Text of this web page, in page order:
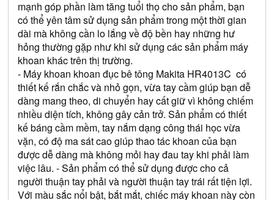
mạnh góp phần làm tăng tuổi thọ cho sản phẩm, bạn
có thể yên tâm sử dụng sản phẩm trong một thời gian
dài mà không cần lo lắng về độ bền hay những hư
hỏng thường gặp như khi sử dụng các sản phẩm máy
khoan khác trên thị trường.
- Máy khoan khoan đục bê tông Makita HR4013C có
thiết kế rắn chắc và nhỏ gọn, vừa tay cầm giúp bạn dễ
dàng mang theo, di chuyển hay cất giữ vì không chiếm
nhiều diện tích, không gây cản trở. Sản phẩm có thiết
kế báng cầm mềm, tay nắm dạng công thái học vừa
vặn, có độ ma sát cao giúp thao tác khoan của bạn
được dễ dàng mà không mỏi hay đau tay khi phải làm
việc lâu. - Sản phẩm có thể sử dụng được cho cả
người thuận tay phải và người thuận tay trái rất tiện lợi.
Với màu sắc nổi bật, bắt mắt, chiếc máy khoan này còn